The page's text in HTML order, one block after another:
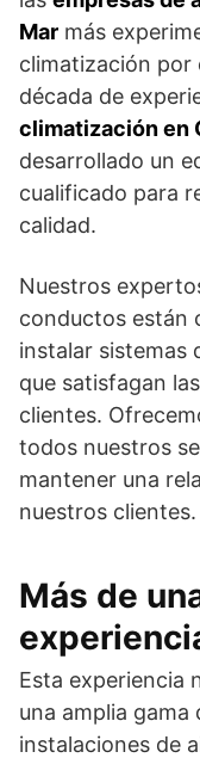
Mar más
climatización por
década de
climatización en
desarrollado un
cualificado para
calidad.
Nuestros
conductos están
instalar sistemas
que satisfagan
clientes.
todos nuestros
mantener una
nuestros clientes.
Más de
Esta experiencia
una amplia gama
instalaciones de